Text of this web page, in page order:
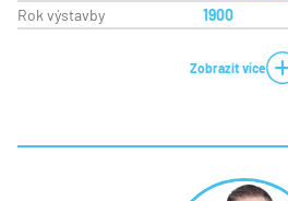
Rok výstavby
1900
Zobrazit více